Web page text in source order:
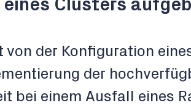
Clusters
der Konfiguration
der
bei einem Ausfall eines